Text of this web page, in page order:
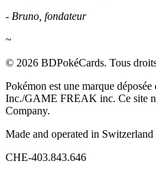
- Bruno, fondateur
~
© 2026 BDPokéCards. Tous
Pokémon est une marque
Inc./GAME FREAK inc. Ce site
Company.
Made and operated in Switzerland
CHE-403.843.646